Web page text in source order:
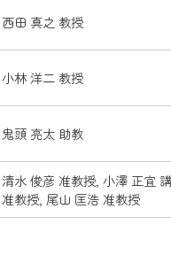
西田 真之 教授
小林 洋二 教授
鬼頭 亮太 助教
清水 俊彦 准教授, 小澤 正宜
准教授, 尾山 匡浩 准教授